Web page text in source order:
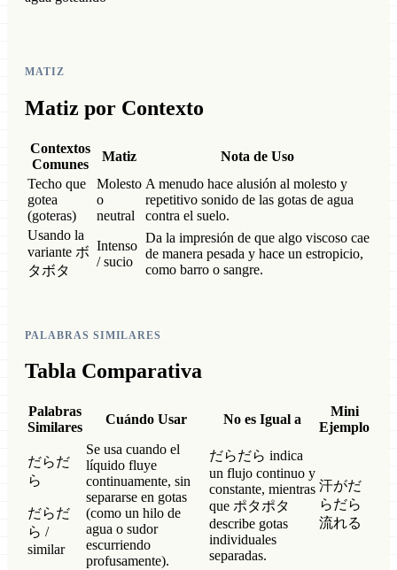
MATIZ
Matiz por Contexto
Contextos
Comunes
Matiz
Nota de Uso
Techo que
gotea
(goteras)
Molesto
o
neutral
A menudo hace alusión al molesto y
repetitivo sonido de las gotas de agua
contra el suelo.
Usando la
variante ボ
タボタ
Intenso
/ sucio
Da la impresión de que algo viscoso cae
de manera pesada y hace un estropicio,
como barro o sangre.
PALABRAS SIMILARES
Tabla Comparativa
Palabras
Similares
Cuándo Usar No es Igual a
Mini
Ejemplo
だらだ
ら
だらだ
ら /
similar
Se usa cuando el
líquido fluye
continuamente, sin
separarse en gotas
(como un hilo de
agua o sudor
escurriendo
profusamente).
だらだら indica
un flujo continuo y
constante, mientras
que ポタポタ
describe gotas
individuales
separadas.
汗がだ
らだら
流れる